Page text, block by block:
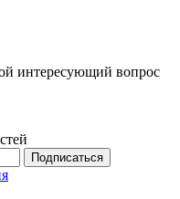
интересующий вопрос
Подписаться